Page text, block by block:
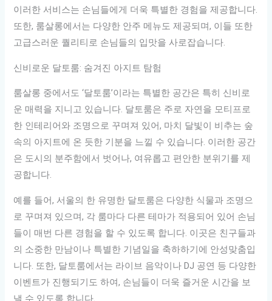
이러한 서비스는 손님들에게 더욱 특별한 경험을 제공합니다.
또한, 룸살롱에서는 다양한 안주 메뉴도 제공되며, 이들 또한
고급스러운 퀄리티로 손님들의 입맛을 사로잡습니다.
신비로운 달토룸: 숨겨진 아지트 탐험
룸살롱 중에서도 ‘달토룸’이라는 특별한 공간은 특히 신비로
운 매력을 지니고 있습니다. 달토룸은 주로 자연을 모티프로
한 인테리어와 조명으로 꾸며져 있어, 마치 달빛이 비추는 숲
속의 아지트에 온 듯한 기분을 느낄 수 있습니다. 이러한 공간
은 도시의 분주함에서 벗어나, 여유롭고 편안한 분위기를 제
공합니다.
예를 들어, 서울의 한 유명한 달토룸은 다양한 식물과 조명으
로 꾸며져 있으며, 각 룸마다 다른 테마가 적용되어 있어 손님
들이 매번 다른 경험을 할 수 있도록 합니다. 이곳은 친구들과
의 소중한 만남이나 특별한 기념일을 축하하기에 안성맞춤입
니다. 또한, 달토룸에서는 라이브 음악이나 DJ 공연 등 다양한
이벤트가 진행되기도 하여, 손님들이 더욱 즐거운 시간을 보
낼 수 있도록 합니다.